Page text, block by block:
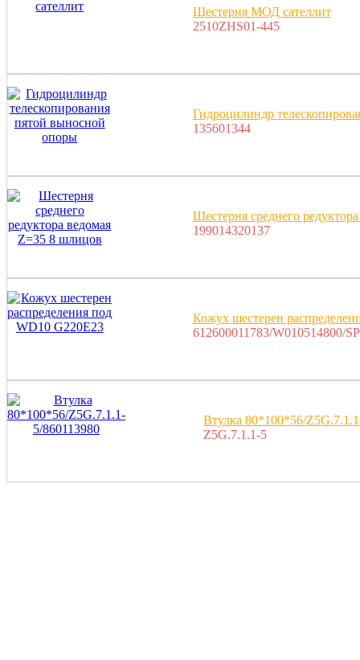
Шестерня МОД сателлит
2510ZHS01-445
Гидроцилиндр
135601344
Шестерня среднего
199014320137
Кожух шестерен
612600011783/W010514800/
Втулка 80*100*56/
Z5G.7.1.1-5